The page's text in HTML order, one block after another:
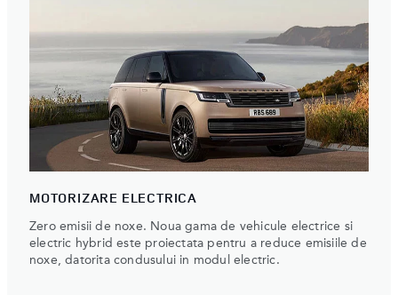
MOTORIZARE ELECTRICA
Zero emisii de noxe. Noua gama de vehicule electrice si
electric hybrid este proiectata pentru a reduce emisiile de
noxe, datorita condusului in modul electric.